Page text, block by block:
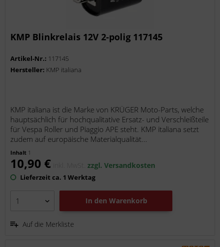
KMP Blinkrelais 12V 2-polig 117145
Artikel-Nr.: 117145
Hersteller: KMP italiana
KMP italiana ist die Marke von KRÜGER Moto-Parts, welche
hauptsächlich für hochqualitative Ersatz- und Verschleißteile
für Vespa Roller und Piaggio APE steht. KMP italiana setzt
zudem auf europäische Materialqualität...
Inhalt 1
10,90 € inkl. MwSt.zzgl. Versandkosten
Lieferzeit ca. 1 Werktag
In den Warenkorb
Auf die Merkliste